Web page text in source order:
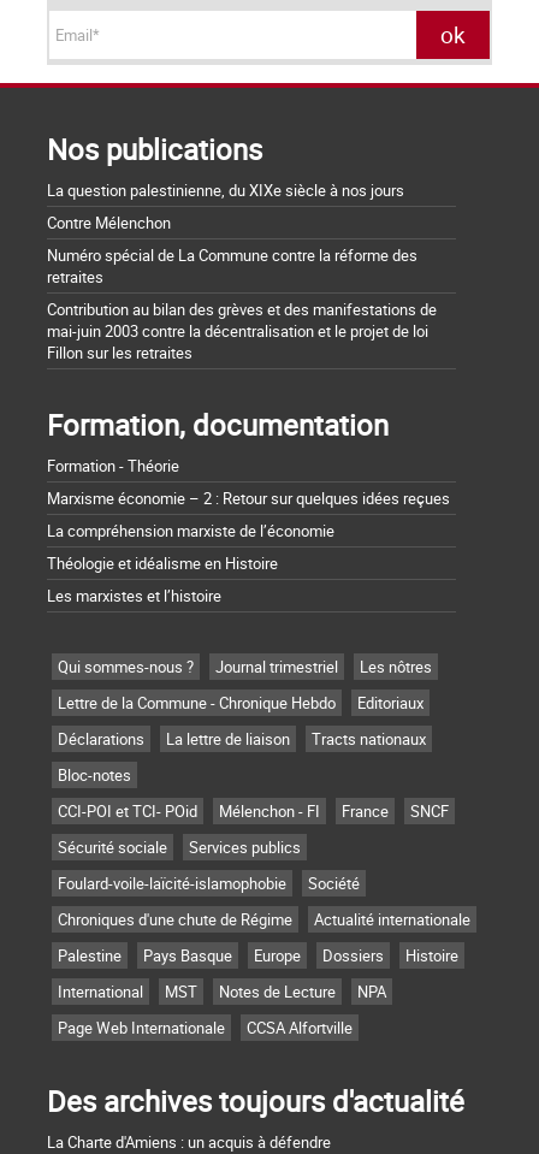
Nos publications
La question palestinienne, du XIXe siècle à nos jours
Contre Mélenchon
Numéro spécial de La Commune contre la réforme des
retraites
Contribution au bilan des grèves et des manifestations de
mai-juin 2003 contre la décentralisation et le projet de loi
Fillon sur les retraites
Formation, documentation
Formation - Théorie
Marxisme économie – 2 : Retour sur quelques idées reçues
La compréhension marxiste de l’économie
Théologie et idéalisme en Histoire
Les marxistes et l’histoire
Qui sommes-nous ? Journal trimestriel
Les nôtres
Lettre de la Commune - Chronique Hebdo
Editoriaux
Déclarations
La lettre de liaison
Tracts nationaux
Bloc-notes
CCI-POI et TCI- POid
Mélenchon - FI France
SNCF
Sécurité sociale
Services publics
Foulard-voile-laïcité-islamophobie
Société
Chroniques d'une chute de Régime
Actualité internationale
Palestine
Pays Basque Europe Dossiers
Histoire
International
MST Notes de Lecture
NPA
Page Web Internationale
CCSA Alfortville
Des archives toujours d'actualité
La Charte d'Amiens : un acquis à défendre